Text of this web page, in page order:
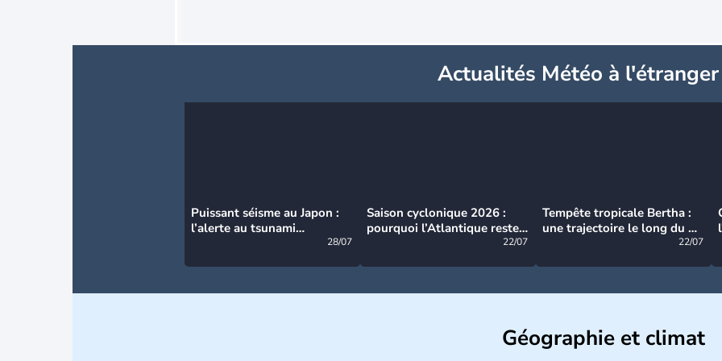
Actualités Météo à l'étranger
Puissant séisme au Japon :
l’alerte au tsunami
28/07
Saison cyclonique 2026 :
pourquoi l’Atlantique reste
22/07
Tempête tropicale Bertha :
une trajectoire le long du du
22/07
Géographie et climat